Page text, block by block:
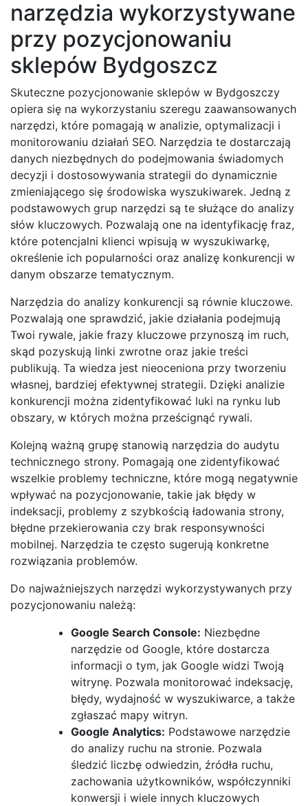
narzędzia wykorzystywane
przy pozycjonowaniu
sklepów Bydgoszcz
Skuteczne pozycjonowanie sklepów w Bydgoszczy
opiera się na wykorzystaniu szeregu zaawansowanych
narzędzi, które pomagają w analizie, optymalizacji i
monitorowaniu działań SEO. Narzędzia te dostarczają
danych niezbędnych do podejmowania świadomych
decyzji i dostosowywania strategii do dynamicznie
zmieniającego się środowiska wyszukiwarek. Jedną z
podstawowych grup narzędzi są te służące do analizy
słów kluczowych. Pozwalają one na identyfikację fraz,
które potencjalni klienci wpisują w wyszukiwarkę,
określenie ich popularności oraz analizę konkurencji w
danym obszarze tematycznym.
Narzędzia do analizy konkurencji są równie kluczowe.
Pozwalają one sprawdzić, jakie działania podejmują
Twoi rywale, jakie frazy kluczowe przynoszą im ruch,
skąd pozyskują linki zwrotne oraz jakie treści
publikują. Ta wiedza jest nieoceniona przy tworzeniu
własnej, bardziej efektywnej strategii. Dzięki analizie
konkurencji można zidentyfikować luki na rynku lub
obszary, w których można prześcignąć rywali.
Kolejną ważną grupę stanowią narzędzia do audytu
technicznego strony. Pomagają one zidentyfikować
wszelkie problemy techniczne, które mogą negatywnie
wpływać na pozycjonowanie, takie jak błędy w
indeksacji, problemy z szybkością ładowania strony,
błędne przekierowania czy brak responsywności
mobilnej. Narzędzia te często sugerują konkretne
rozwiązania problemów.
Do najważniejszych narzędzi wykorzystywanych przy
pozycjonowaniu należą:
Google Search Console: Niezbędne
narzędzie od Google, które dostarcza
informacji o tym, jak Google widzi Twoją
witrynę. Pozwala monitorować indeksację,
błędy, wydajność w wyszukiwarce, a także
zgłaszać mapy witryn.
Google Analytics: Podstawowe narzędzie
do analizy ruchu na stronie. Pozwala
śledzić liczbę odwiedzin, źródła ruchu,
zachowania użytkowników, współczynniki
konwersji i wiele innych kluczowych